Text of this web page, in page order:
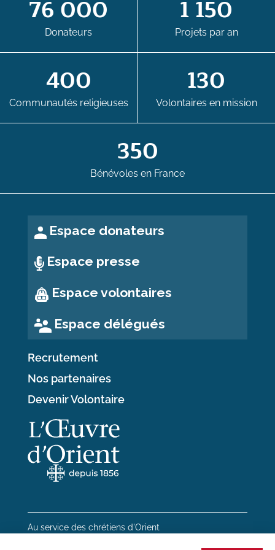
76 000
Donateurs
1 150
Projets par an
400
Communautés religieuses
130
Volontaires en mission
350
Bénévoles en France
Espace donateurs
Espace presse
Espace volontaires
Espace délégués
Recrutement
Nos partenaires
Devenir Volontaire
Au service des chrétiens d'Orient